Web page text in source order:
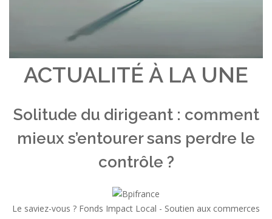
ACTUALITÉ À LA UNE
Solitude du dirigeant : comment
mieux s’entourer sans perdre le
contrôle ?
Le saviez-vous ? Fonds Impact Local - Soutien aux commerces